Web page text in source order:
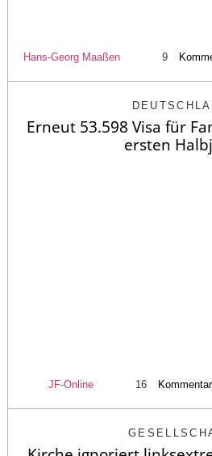
Hans-Georg Maaßen 9
Erneut 53.598 Visa für
ersten
JF-Online 16